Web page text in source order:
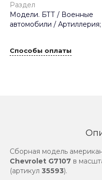
Раздел
Модели. БТТ / Военные
автомобили / Артиллерия;
Способы оплаты
Сборная модель
Chevrolet G7107 в
(артикул 35593).